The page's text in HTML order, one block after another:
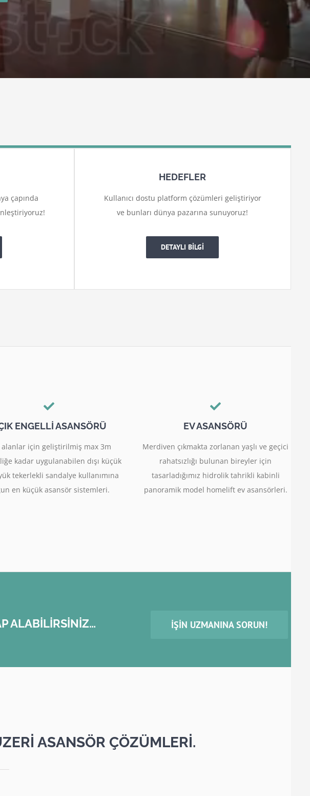
çapında
HEDEFLER
Kullanıcı dostu platform çözümleri geliştiriyor
ve bunları dünya pazarına sunuyoruz!
DETAYLI BİLGİ
ENGELLİ ASANSÖRÜ
alanlar için geliştirilmiş max 3m
kadar uygulanabilen dışı küçük
tekerlekli sandalye kullanımına
en küçük asansör sistemleri.
EV ASANSÖRÜ
Merdiven çıkmakta zorlanan yaşlı ve geçici
rahatsızlığı bulunan bireyler için
tasarladığımız hidrolik tahrikli kabinli
panoramik model homelift ev asansörleri.
ALABİLİRSİNİZ… İŞIN UZMANINA SORUN!
ASANSÖR ÇÖZÜMLERİ.